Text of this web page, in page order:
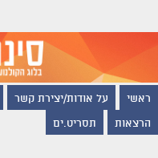
ראשי על אודות/יצירת קשר
הרצאות תסריט.ים